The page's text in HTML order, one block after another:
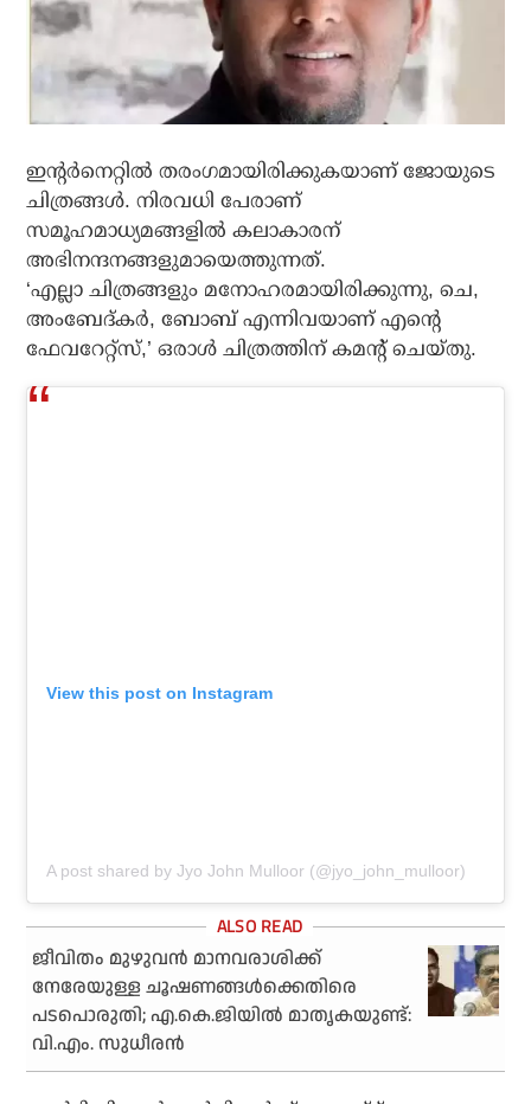
ഇന്റര്‍നെറ്റില്‍ തരംഗമായിരിക്കുകയാണ് ജോയുടെ
ചിത്രങ്ങള്‍. നിരവധി പേരാണ്
സമൂഹമാധ്യമങ്ങളില്‍ കലാകാരന്
അഭിനന്ദനങ്ങളുമായെത്തുന്നത്.
‘എല്ലാ ചിത്രങ്ങളും മനോഹരമായിരിക്കുന്നു, ചെ,
അംബേദ്കര്‍, ബോബ് എന്നിവയാണ് എന്റെ
ഫേവറേറ്റ്‌സ്,’ ഒരാള്‍ ചിത്രത്തിന് കമന്റ് ചെയ്തു.
View this post on Instagram
A post shared by Jyo John Mulloor (@jyo_john_mulloor)
ജീവിതം മുഴുവന്‍ മാനവരാശിക്ക്
നേരേയുള്ള ചൂഷണങ്ങള്‍ക്കെതിരെ
പടപൊരുതി; എ.കെ.ജിയില്‍ മാതൃകയുണ്ട്:
വി.എം. സുധീരന്‍